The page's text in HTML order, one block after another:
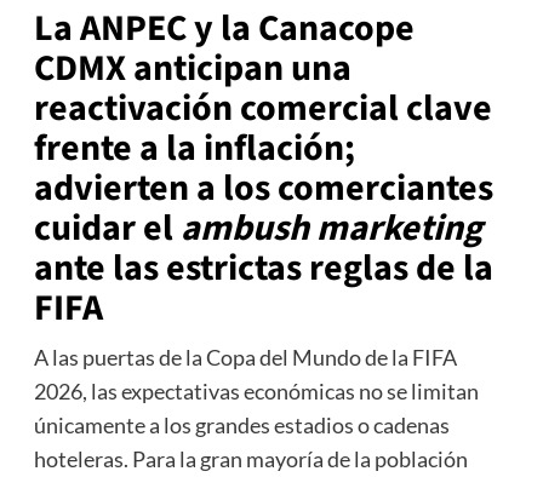
La ANPEC y la Canacope
CDMX anticipan una
reactivación comercial clave
frente a la inflación;
advierten a los comerciantes
cuidar elambush marketing
ante las estrictas reglas de la
FIFA
A las puertas de la Copa del Mundo de la FIFA
2026, las expectativas económicas no se limitan
únicamente a los grandes estadios o cadenas
hoteleras. Para la gran mayoría de la población